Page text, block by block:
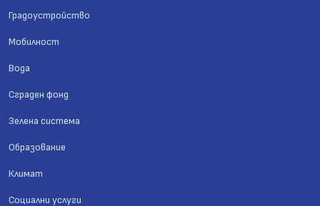
Градоустройство
Мобилност
Вода
Сграден фонд
Зелена система
Образование
Климат
Социални услуги